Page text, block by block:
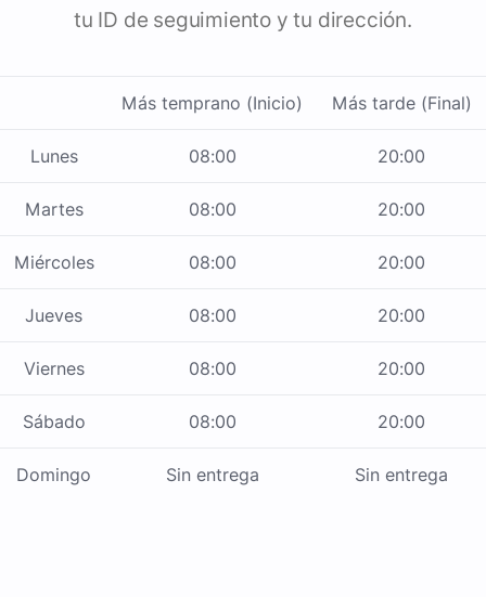
tu ID de seguimiento y tu dirección.
Más temprano (Inicio) Más tarde (Final)
Lunes 08:00 20:00
Martes 08:00 20:00
Miércoles 08:00 20:00
Jueves 08:00 20:00
Viernes 08:00 20:00
Sábado 08:00 20:00
Domingo Sin entrega Sin entrega